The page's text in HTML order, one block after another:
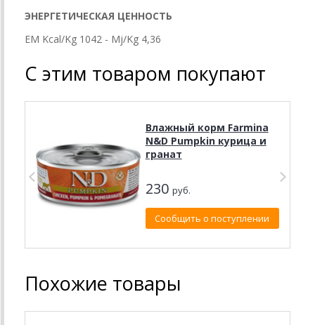
ЭНЕРГЕТИЧЕСКАЯ ЦЕННОСТЬ
EM Kcal/Kg 1042 - Mj/Kg 4,36
С этим товаром покупают
Влажный корм Farmina
N&D Pumpkin курица и
гранат
230 руб.
Сообщить о поступлении
Похожие товары